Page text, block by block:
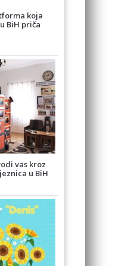
koja
BiH priča
vas kroz
u BiH